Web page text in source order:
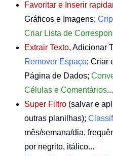
Favoritar e Inserir
Gráficos e Imagens;
Criar Lista de
Extrair Texto, Adicionar
Remover Espaço; Criar
Página de Dados;
Células e Comentários...
Super Filtro (salvar e
outras planilhas);
mês/semana/dia,
por negrito, itálico...